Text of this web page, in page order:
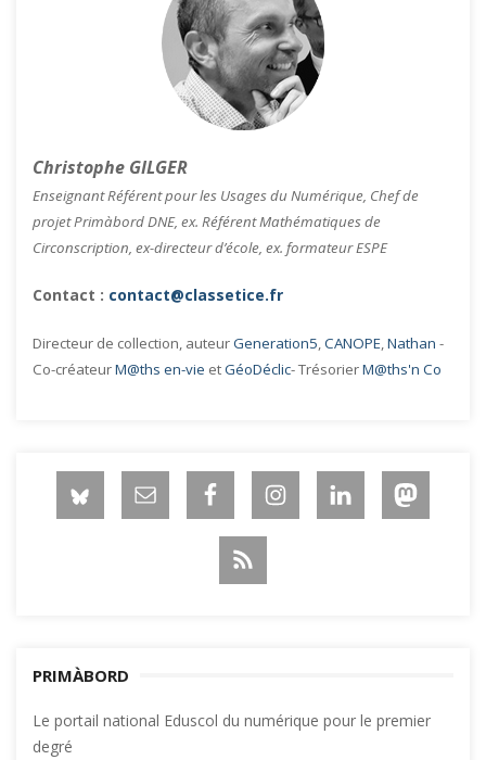
Christophe GILGER
Enseignant Référent pour les Usages du Numérique, Chef de
projet Primàbord DNE, ex. Référent Mathématiques de
Circonscription, ex-directeur d’école, ex. formateur ESPE
Contact : contact@classetice.fr
Directeur de collection, auteurGeneration5,CANOPE,Nathan -
Co-créateurM@ths en-vie etGéoDéclic- TrésorierM@ths'n Co
PRIMÀBORD
Le portail national Eduscol du numérique pour le premier
degré